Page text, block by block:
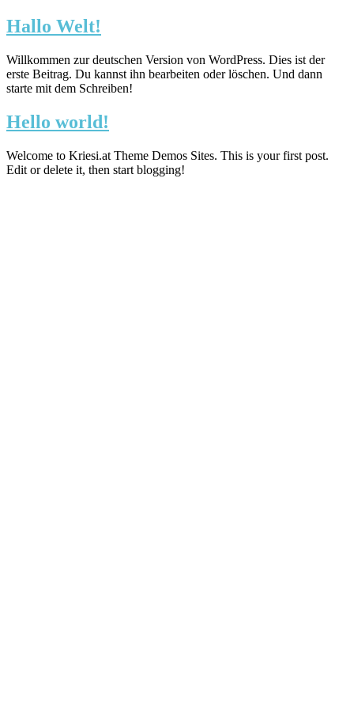
Zum
Inhalt
Hallo Welt!
Willkommen zur deutschen Version von WordPress. Dies ist der
erste Beitrag. Du kannst ihn bearbeiten oder löschen. Und dann
starte mit dem Schreiben!
Hello world!
Welcome to Kriesi.at Theme Demos Sites. This is your first post.
Edit or delete it, then start blogging!